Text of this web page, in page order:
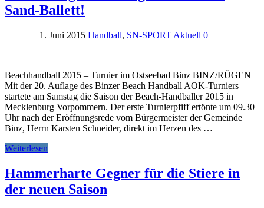
Sand-Ballett!
1. Juni 2015 Handball, SN-SPORT Aktuell 0
Beachhandball 2015 – Turnier im Ostseebad Binz BINZ/RÜGEN
Mit der 20. Auflage des Binzer Beach Handball AOK-Turniers
startete am Samstag die Saison der Beach-Handballer 2015 in
Mecklenburg Vorpommern. Der erste Turnierpfiff ertönte um 09.30
Uhr nach der Eröffnungsrede vom Bürgermeister der Gemeinde
Binz, Herrn Karsten Schneider, direkt im Herzen des …
Weiterlesen
Hammerharte Gegner für die Stiere in
der neuen Saison